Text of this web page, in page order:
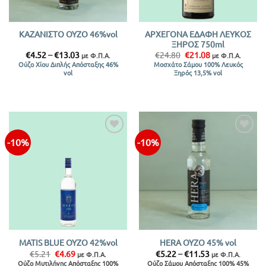
ΚΑΖΑΝΙΣΤΟ ΟΥΖΟ 46%vol
€4.52–€13.03Price
range:
€4.52
με Φ.Π.Α.
Ούζο Χίου Διπλής Απόσταξης 46%
vol
ΑΡΧΕΓΟΝΑ ΕΔΑΦΗ ΛΕΥΚΟΣ
ΞΗΡΟΣ 750ml
€24.80 Original
price
was:
€24.80.
€21.08Η
τρέχουσα
τιμή
είναι:
με Φ.Π.Α.
Μοσχάτο Σάμου 100% Λευκός
Ξηρός 13,5% vol
-10%
MATIS BLUE ΟΥΖΟ 42%vol
€5.21 Original
price
€4.69Η
τρέχουσα
με Φ.Π.Α.
Ούζο Μυτιλήνης Απόσταξης 100%
-10%
HERA ΟΥΖΟ 45% vol
€5.22 –€11.53Price
range:
με Φ.Π.Α.
Ούζο Σάμου Απόσταξης 100% 45%